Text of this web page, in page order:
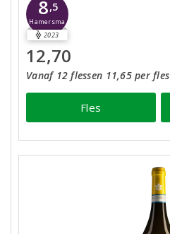
8,5
Hamersma
2023
12,70
Vanaf 12 flessen 11,65 per fles
Fles